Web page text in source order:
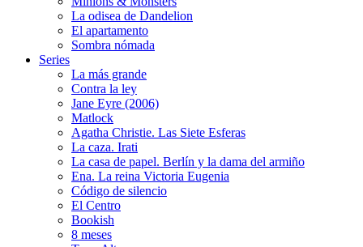
La odisea de Dandelion
El apartamento
Sombra nómada
Series
La más grande
Contra la ley
Jane Eyre (2006)
Matlock
Agatha Christie. Las Siete Esferas
La caza. Irati
La casa de papel. Berlín y la dama del armiño
Ena. La reina Victoria Eugenia
Código de silencio
El Centro
Bookish
8 meses